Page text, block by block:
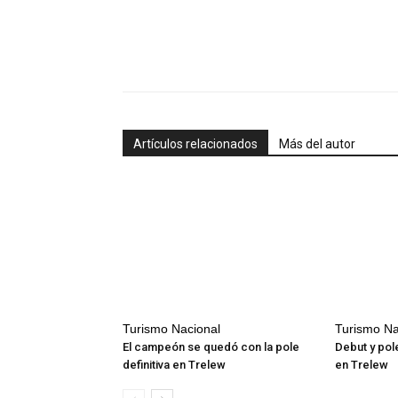
Artículos relacionados Más del autor
Turismo Nacional
El campeón se quedó con la pole
definitiva en Trelew
Turismo
Debut y
en Trelew